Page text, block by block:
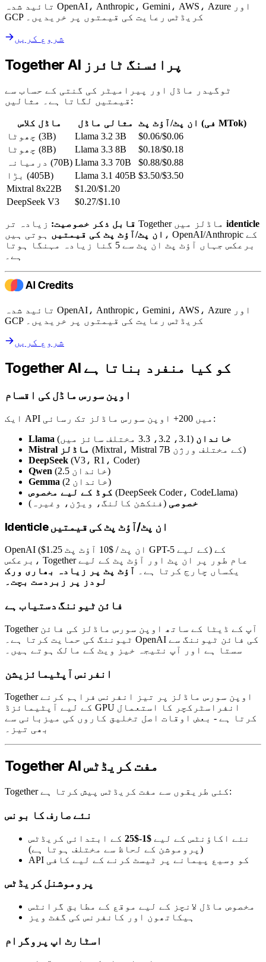
تائید شدہ OpenAI، Anthropic، Gemini، AWS، Azure اور
GCP کریڈٹس رعایت کی قیمتوں پر خریدیں۔
شروع کریں
Together AI پرائسنگ ٹائرز
ٹوگیدر ماڈل اور پیرامیٹر کی گنتی کے حساب سے
قیمتیں لگاتا ہے۔ مثالیں:
ماڈل کلاس مثالی ماڈل
ان پٹ/آؤٹ پٹ (فی MTok)
چھوٹا (3B)
Llama 3.2 3B
$0.06/$0.06
چھوٹا (8B)
Llama 3.3 8B
$0.18/$0.18
درمیانہ (70B) Llama 3.3 70B
$0.88/$0.88
بڑا (405B)
Llama 3.1 405B $3.50/$3.50
Mixtral 8x22B
$1.20/$1.20
DeepSeek V3
$0.27/$1.10
قابل ذکر خصوصیت:
identicle
ان پٹ/آؤٹ پٹ کی قیمتیں ہوتی ہیں، OpenAI/Anthropic کے
برعکس جہاں آؤٹ پٹ ان پٹ سے 5 گنا زیادہ مہنگا ہوتا
ہے۔
تائید شدہ OpenAI، Anthropic، Gemini، AWS، Azure اور
GCP کریڈٹس رعایت کی قیمتوں پر خریدیں۔
شروع کریں
Together AI کو کیا منفرد بناتا ہے
اوپن سورس ماڈل کی اقسام
ایک API میں 200+ اوپن سورس ماڈلز تک رسائی:
Llama خاندان (3.1، 3.2، 3.3 مختلف سائز میں)
Mistral ماڈلز
(Mixtral، Mistral 7B کے مختلف ورژن)
DeepSeek (V3، R1، Coder)
Qwen
(2.5 خاندان)
Gemma
(2 خاندان)
کوڈ کے لیے مخصوص (DeepSeek Coder، CodeLlama)
خصوصی (فنکشن کالنگ، ویژن، وغیرہ)
Identicle ان پٹ/آؤٹ پٹ کی قیمتیں
OpenAI ($1.25 ان پٹ / $10 آؤٹ پٹ GPT-5 کے لیے) کے
برعکس، Together عام طور پر ان پٹ اور آؤٹ پٹ کے لیے
یکساں چارج کرتا ہے۔ آؤٹ پٹ پر زیادہ بھاری ورک
لودز پر زبردست بچت۔
فائن ٹیوننگ دستیاب ہے
Together آپ کے ڈیٹا کے ساتھ اوپن سورس ماڈلز کی فائن
ٹیوننگ کی حمایت کرتا ہے۔ OpenAI کی فائن ٹیوننگ سے
سستا ہے اور آپ نتیجہ خیز ویٹ کے مالک ہوتے ہیں۔
انفرنس آپٹیمائزیشن
Together اوپن سورس ماڈلز پر تیز انفرنس فراہم کرنے
کے لیے آپٹیمائزڈ GPU انفراسٹرکچر کا استعمال
کرتا ہے - بعض اوقات اصل تخلیق کاروں کی میزبانی سے
بھی تیز۔
Together AI مفت کریڈٹس
Together کئی طریقوں سے مفت کریڈٹس پیش کرتا ہے:
نئے صارف کا بونس
نئے اکاؤنٹس کے لیے $1-$25
کے ابتدائی کریڈٹس
(پروموشن کے لحاظ سے مختلف ہوتا ہے)
API کو وسیع پیمانے پر ٹیسٹ کرنے کے لیے کافی
پروموشنل کریڈٹس
مخصوص ماڈل لانچز کے لیے موقع کے مطابق گرانٹس
ہیکاتھون اور کانفرنس کی گفٹ ویز
اسٹارٹ اپ پروگرام